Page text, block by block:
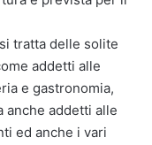
tratta delle solite
addetti alle
e gastronomia,
anche addetti alle
ed anche i vari